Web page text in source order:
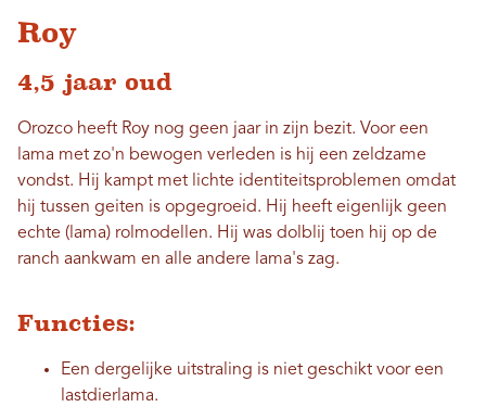
Roy
4,5 jaar oud
Orozco heeft Roy nog geen jaar in zijn bezit. Voor een
lama met zo'n bewogen verleden is hij een zeldzame
vondst. Hij kampt met lichte identiteitsproblemen omdat
hij tussen geiten is opgegroeid. Hij heeft eigenlijk geen
echte (lama) rolmodellen. Hij was dolblij toen hij op de
ranch aankwam en alle andere lama's zag.
Functies:
Een dergelijke uitstraling is niet geschikt voor een
lastdierlama.